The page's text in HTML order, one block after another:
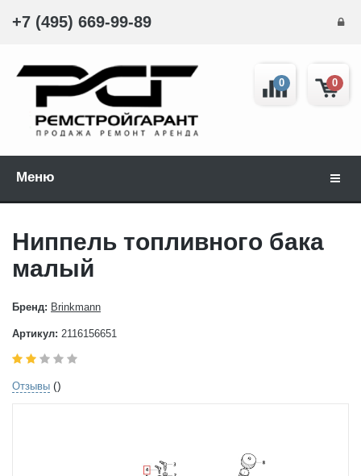
+7 (495) 669-99-89
0
0
Меню
Ниппель топливного бака
малый
Бренд: Brinkmann
Артикул: 2116156651
Отзывы ()